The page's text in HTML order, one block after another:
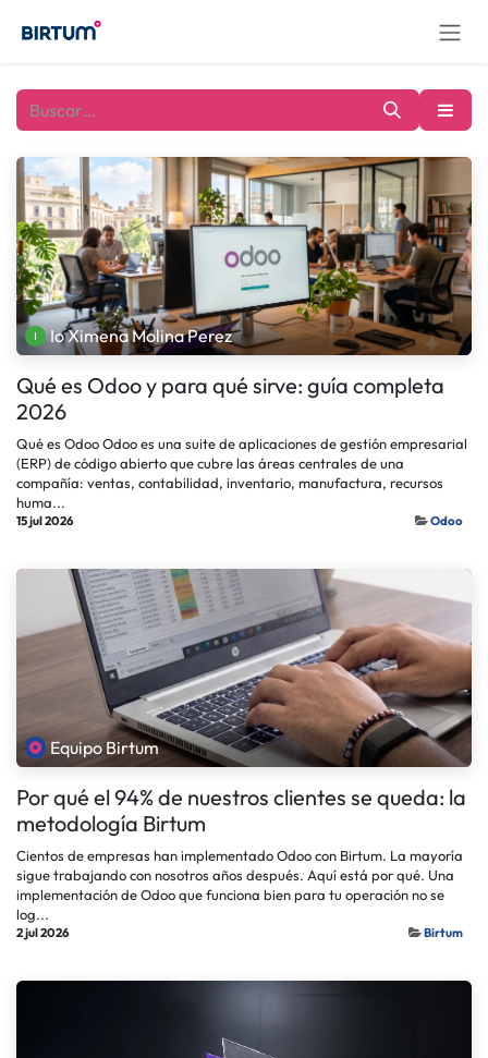
Io Ximena Molina Perez
Qué es Odoo y para qué sirve: guía completa
2026
Qué es Odoo Odoo es una suite de aplicaciones de gestión empresarial
(ERP) de código abierto que cubre las áreas centrales de una
compañía: ventas, contabilidad, inventario, manufactura, recursos
huma...
15 jul 2026 Odoo
Equipo Birtum
Por qué el 94% de nuestros clientes se queda: la
metodología Birtum
Cientos de empresas han implementado Odoo con Birtum. La mayoría
sigue trabajando con nosotros años después. Aquí está por qué. Una
implementación de Odoo que funciona bien para tu operación no se
log...
2 jul 2026 Birtum